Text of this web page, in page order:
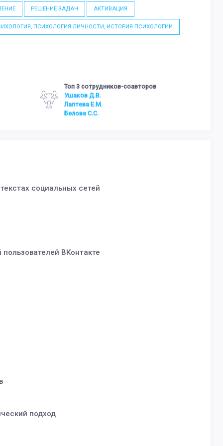
РЕШЕНИЕ ЗАДАЧ АКТИВАЦИЯ
ПСИХОЛОГИЯ ЛИЧНОСТИ, ИСТОРИЯ ПСИХОЛОГИИ
Топ 3 сотрудников-соавторов
Ушаков Д.В.
Лаптева Е.М.
Белова С.С.
социальных сетей
ВКонтакте
подход